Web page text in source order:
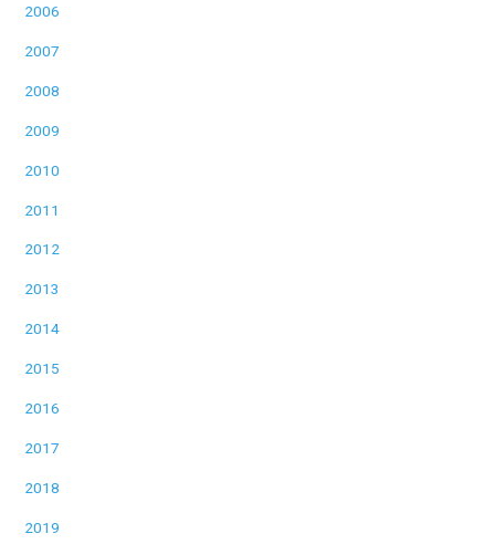
2006
2007
2008
2009
2010
2011
2012
2013
2014
2015
2016
2017
2018
2019